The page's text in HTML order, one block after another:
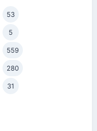
53
5
559
280
31